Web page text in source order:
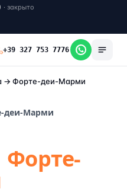
· закрыто
+39 327 753 7776
→ Форте-деи-Марми
деи-Марми
Форте-